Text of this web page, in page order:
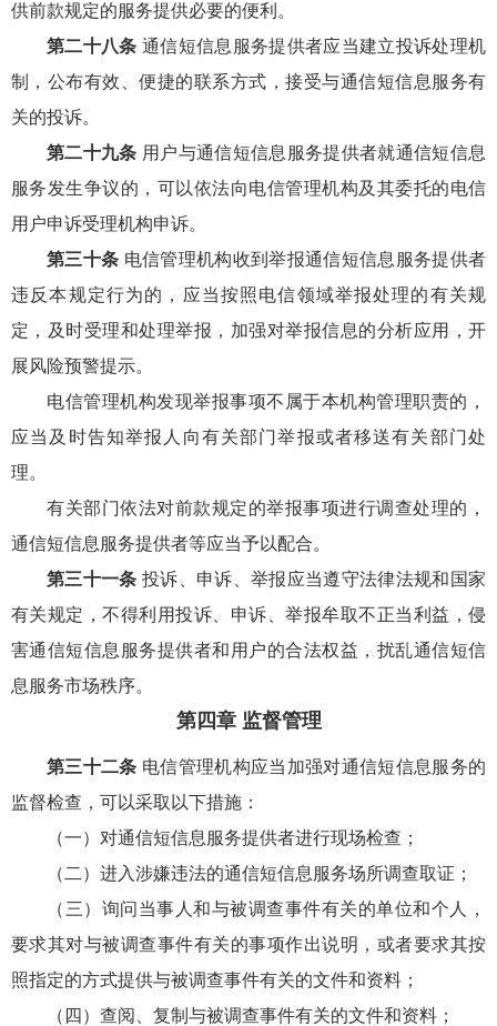
供前款规定的服务提供必要的便利。
第二十八条 通信短信息服务提供者应当建立投诉处理机
制，公布有效、便捷的联系方式，接受与通信短信息服务有
关的投诉。
第二十九条 用户与通信短信息服务提供者就通信短信息
服务发生争议的，可以依法向电信管理机构及其委托的电信
用户申诉受理机构申诉。
第三十条 电信管理机构收到举报通信短信息服务提供者
违反本规定行为的，应当按照电信领域举报处理的有关规
定，及时受理和处理举报，加强对举报信息的分析应用，开
展风险预警提示。
电信管理机构发现举报事项不属于本机构管理职责的，
应当及时告知举报人向有关部门举报或者移送有关部门处
理。
有关部门依法对前款规定的举报事项进行调查处理的，
通信短信息服务提供者等应当予以配合。
第三十一条 投诉、申诉、举报应当遵守法律法规和国家
有关规定，不得利用投诉、申诉、举报牟取不正当利益，侵
害通信短信息服务提供者和用户的合法权益，扰乱通信短信
息服务市场秩序。
第四章 监督管理
第三十二条 电信管理机构应当加强对通信短信息服务的
监督检查，可以采取以下措施：
（一）对通信短信息服务提供者进行现场检查；
（二）进入涉嫌违法的通信短信息服务场所调查取证；
（三）询问当事人和与被调查事件有关的单位和个人，
要求其对与被调查事件有关的事项作出说明，或者要求其按
照指定的方式提供与被调查事件有关的文件和资料；
（四）查阅、复制与被调查事件有关的文件和资料；